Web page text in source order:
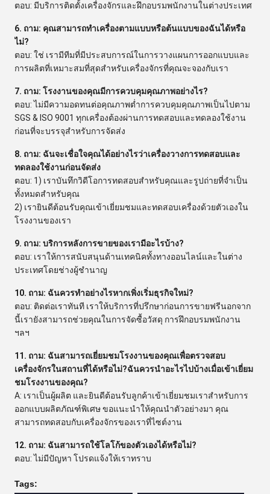
ตอบ: มีบริการติดตั้งเครื่องจักรและฝึกอบรมพนักงานในต่างประเทศ
6. ถาม: คุณสามารถทำเครื่องตามแบบหรือต้นแบบของฉันได้หรือ
ไม่?
ตอบ: ใช่ เรามีทีมที่มีประสบการณ์ในการวางแผนการออกแบบและ
การผลิตที่เหมาะสมที่สุดสำหรับเครื่องจักรที่คุณจะจองกับเรา
7. ถาม: โรงงานของคุณมีการควบคุมคุณภาพอย่างไร?
ตอบ: ไม่มีความอดทนต่อคุณภาพต่ำการควบคุมคุณภาพเป็นไปตาม
SGS & ISO 9001 ทุกเครื่องต้องผ่านการทดสอบและทดลองใช้งาน
ก่อนที่จะบรรจุสำหรับการจัดส่ง
8. ถาม: ฉันจะเชื่อใจคุณได้อย่างไรว่าเครื่องวางการทดสอบและ
ทดลองใช้งานก่อนจัดส่ง
ตอบ: 1) เราบันทึกวิดีโอการทดสอบสำหรับคุณและรูปถ่ายที่จำเป็น
ทั้งหมดสำหรับคุณ
2) เรายินดีต้อนรับคุณเข้าเยี่ยมชมและทดสอบเครื่องด้วยตัวเองใน
โรงงานของเรา
9. ถาม: บริการหลังการขายของเรามีอะไรบ้าง?
ตอบ: เราให้การสนับสนุนด้านเทคนิคทั้งทางออนไลน์และในต่าง
ประเทศโดยช่างผู้ชำนาญ
10. ถาม: ฉันควรทำอย่างไรหากเพิ่งเริ่มธุรกิจใหม่?
ตอบ: ติดต่อเราทันที เราให้บริการที่ปรึกษาก่อนการขายฟรีนอกจาก
นี้เรายังสามารถช่วยคุณในการจัดซื้อวัสดุ การฝึกอบรมพนักงาน
ฯลฯ
11. ถาม: ฉันสามารถเยี่ยมชมโรงงานของคุณเพื่อตรวจสอบ
เครื่องจักรในสถานที่ได้หรือไม่?ฉันควรนำอะไรไปบ้างเมื่อเข้าเยี่ยม
ชมโรงงานของคุณ?
A: เราเป็นผู้ผลิต และยินดีต้อนรับลูกค้าเข้าเยี่ยมชมเราสำหรับการ
ออกแบบผลิตภัณฑ์พิเศษ ขอแนะนำให้คุณนำตัวอย่างมา คุณ
สามารถทดสอบกับเครื่องจักรของเราที่ไซต์งาน
12. ถาม: ฉันสามารถใช้โลโก้ของตัวเองได้หรือไม่?
ตอบ: ไม่มีปัญหา โปรดแจ้งให้เราทราบ
Tags: